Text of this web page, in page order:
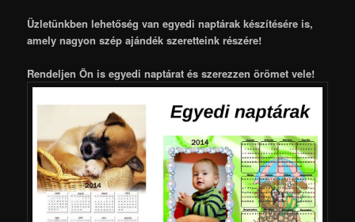
Üzletünkben lehetőség van egyedi naptárak készítésére is,
amely nagyon szép ajándék szeretteink részére!
Rendeljen Ön is egyedi naptárat és szerezzen örömet vele!